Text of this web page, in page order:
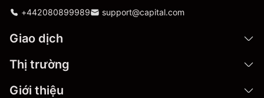
+442080899989 support@capital.com
Giao dịch
Thị trường
Giới thiệu